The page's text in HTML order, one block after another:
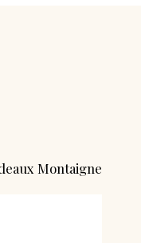
Montaigne